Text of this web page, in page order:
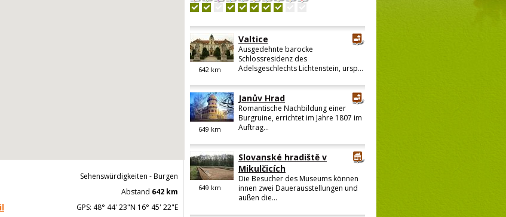
Sehenswürdigkeiten - Burgen
Abstand 642 km
GPS: 48° 44' 23"N 16° 45' 22"E
642km
Valtice
Ausgedehnte barocke
Schlossresidenz des
Adelsgeschlechts Lichtenstein, ursp...
649 km
Janův Hrad
Romantische Nachbildung einer
Burgruine, errichtet im Jahre 1807 im
Auftrag...
649 km
Slovanské hradiště v
Mikulčicích
Die Besucher des Museums können
innen zwei Dauerausstellungen und
außen die...